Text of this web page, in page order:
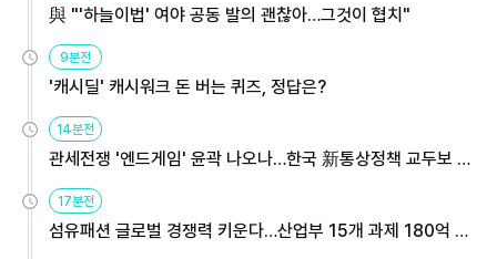
與 "'하늘이법' 여야 공동 발의 괜찮아…그것이 협치"
9분전
'캐시딜' 캐시워크 돈 버는 퀴즈, 정답은?
14분전
관세전쟁 '엔드게임' 윤곽 나오나…한국 新통상정책 교두보 활
용해야
17분전
섬유패션 글로벌 경쟁력 키운다…산업부 15개 과제 180억 지